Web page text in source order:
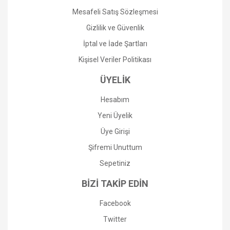
Gönder
Mesafeli Satış Sözleşmesi
Gizlilik ve Güvenlik
İptal ve İade Şartları
Kişisel Veriler Politikası
ÜYELİK
Hesabım
Yeni Üyelik
Üye Girişi
Şifremi Unuttum
Sepetiniz
BİZİ TAKİP EDİN
Facebook
Twitter